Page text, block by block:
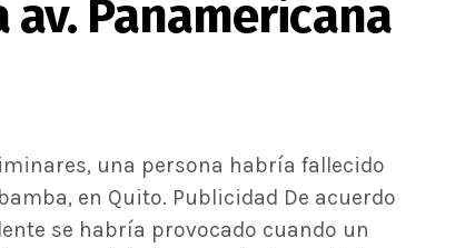
Panamericana
una persona habría fallecido
en Quito. Publicidad De acuerdo
se habría provocado cuando un